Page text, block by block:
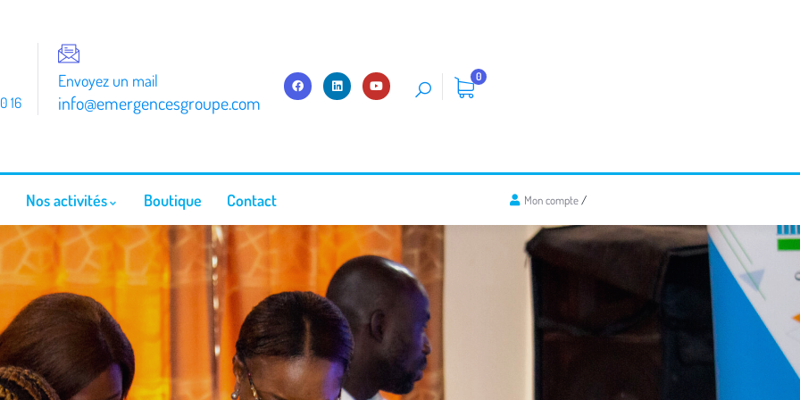
16
Envoyez un mail
info@emergencesgroupe.com
0
Nos activités Boutique Contact Mon compte /